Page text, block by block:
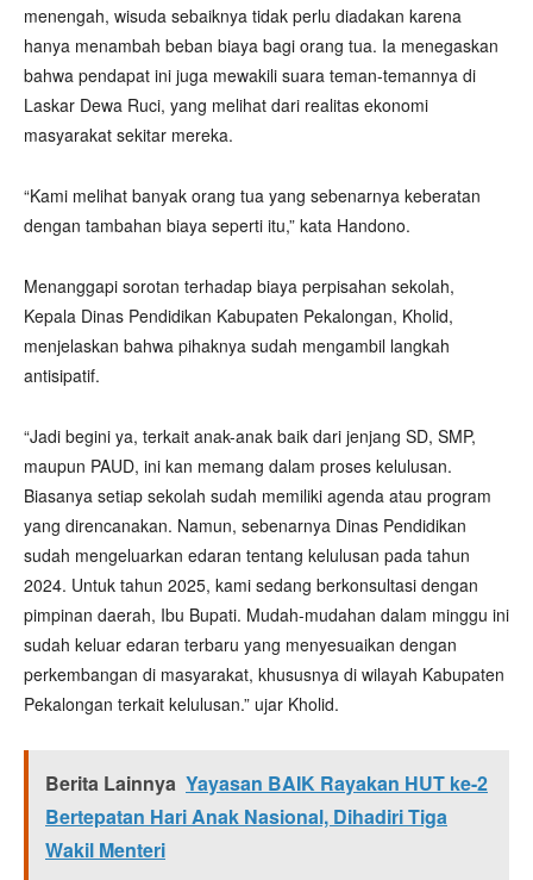
menengah, wisuda sebaiknya tidak perlu diadakan karena
hanya menambah beban biaya bagi orang tua. Ia menegaskan
bahwa pendapat ini juga mewakili suara teman-temannya di
Laskar Dewa Ruci, yang melihat dari realitas ekonomi
masyarakat sekitar mereka.
“Kami melihat banyak orang tua yang sebenarnya keberatan
dengan tambahan biaya seperti itu,” kata Handono.
Menanggapi sorotan terhadap biaya perpisahan sekolah,
Kepala Dinas Pendidikan Kabupaten Pekalongan, Kholid,
menjelaskan bahwa pihaknya sudah mengambil langkah
antisipatif.
“Jadi begini ya, terkait anak-anak baik dari jenjang SD, SMP,
maupun PAUD, ini kan memang dalam proses kelulusan.
Biasanya setiap sekolah sudah memiliki agenda atau program
yang direncanakan. Namun, sebenarnya Dinas Pendidikan
sudah mengeluarkan edaran tentang kelulusan pada tahun
2024. Untuk tahun 2025, kami sedang berkonsultasi dengan
pimpinan daerah, Ibu Bupati. Mudah-mudahan dalam minggu ini
sudah keluar edaran terbaru yang menyesuaikan dengan
perkembangan di masyarakat, khususnya di wilayah Kabupaten
Pekalongan terkait kelulusan.” ujar Kholid.
Berita Lainnya Yayasan BAIK Rayakan HUT ke-2
Bertepatan Hari Anak Nasional, Dihadiri Tiga
Wakil Menteri